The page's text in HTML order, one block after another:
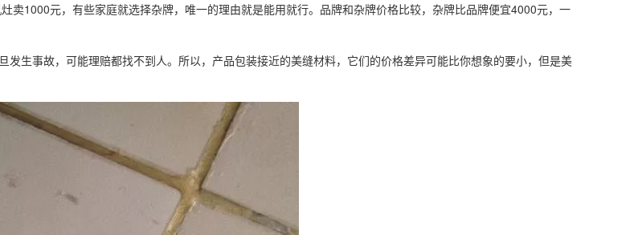
卖1000元，有些家庭就选择杂牌，唯一的理由就是能用就行。品牌和杂牌价格比较，杂牌比品牌便宜4000元，一
生事故，可能理赔都找不到人。所以，产品包装接近的美缝材料，它们的价格差异可能比你想象的要小，但是美